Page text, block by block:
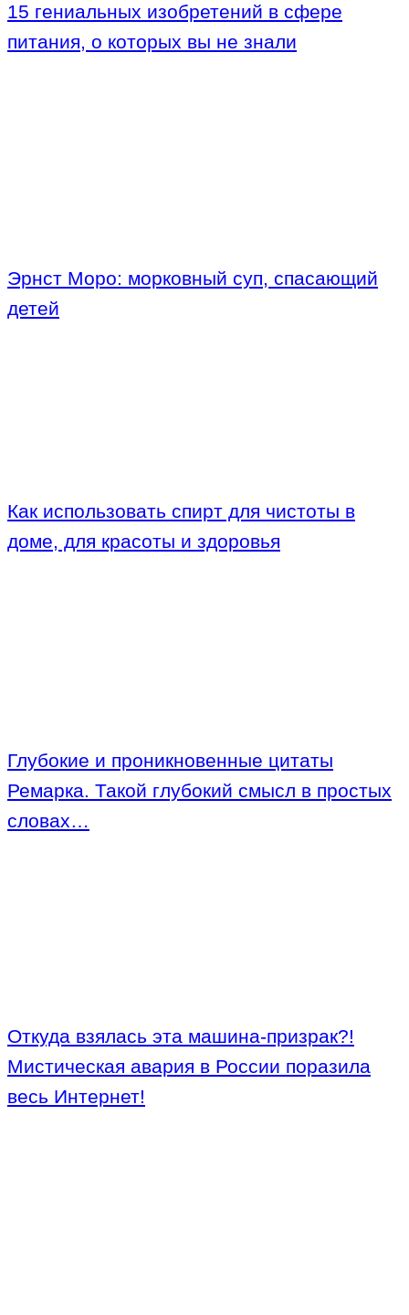
15 гениальных изобретений в сфере
питания, о которых вы не знали
Эрнст Моро: морковный суп, спасающий
детей
Как использовать спирт для чистоты в
доме, для красоты и здоровья
Глубокие и проникновенные цитаты
Ремарка. Такой глубокий смысл в простых
словах…
Откуда взялась эта машина-призрак?!
Мистическая авария в России поразила
весь Интернет!